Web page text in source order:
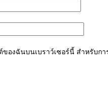
องฉันบนเบราว์เซอร์นี้ สำหรับกา